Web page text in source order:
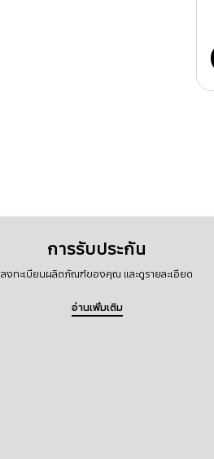
การรับประกัน
ลงทะเบียนผลิตภัณฑ์ของคุณ และดูรายละเอียด
อ่านเพิ่มเติม